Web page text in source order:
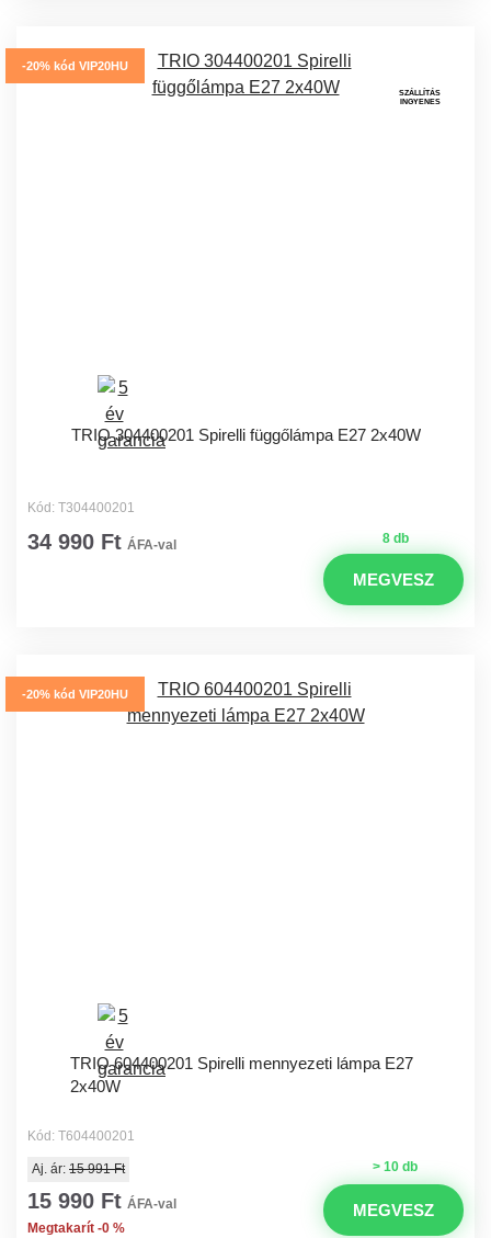
-20% kód VIP20HU
SZÁLLÍTÁS
INGYENES
TRIO 304400201 Spirelli függőlámpa E27 2x40W
Kód: T304400201
8 db
34 990 Ft ÁFA-val
MEGVESZ
-20% kód VIP20HU
TRIO 604400201 Spirelli mennyezeti lámpa E27
2x40W
Kód: T604400201
> 10 db
Aj. ár: 15 991 Ft
15 990 Ft ÁFA-val
Megtakarít -0 %
MEGVESZ